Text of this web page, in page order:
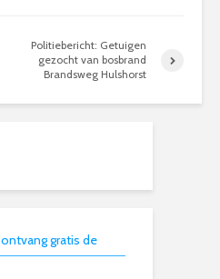
Politiebericht: Getuigen
gezocht van bosbrand
Brandsweg Hulshorst